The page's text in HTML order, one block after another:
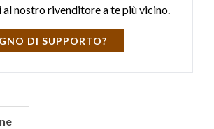
al nostro rivenditore a te più vicino.
DI SUPPORTO?